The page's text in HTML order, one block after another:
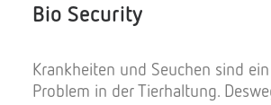
Bio Security
Krankheiten und Seuchen sind
Problem in der Tierhaltung.